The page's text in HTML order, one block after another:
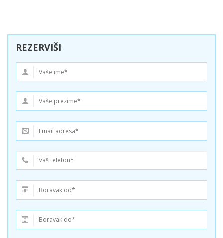
REZERVIŠI